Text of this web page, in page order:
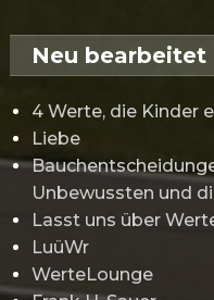
Neu bearbeitet
4 Werte, die Kinder
Liebe
Unbewussten und
Lasst uns über
LuüWr
WerteLounge